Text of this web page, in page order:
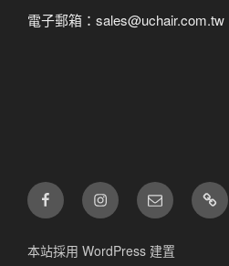
電子郵箱：sales@uchair.com.tw
FB IG
電
子
郵
LINE
本站採用 WordPress 建置